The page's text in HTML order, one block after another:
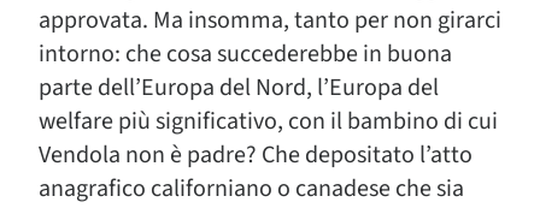
approvata. Ma insomma, tanto per non girarci
intorno: che cosa succederebbe in buona
parte dell’Europa del Nord, l’Europa del
welfare più significativo, con il bambino di cui
Vendola non è padre? Che depositato l’atto
anagrafico californiano o canadese che sia